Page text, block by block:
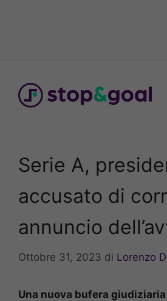
contenuto
Serie A,
accusato di
annuncio
Ottobre 31, 2023 di Lorenzo
Una nuova bufera